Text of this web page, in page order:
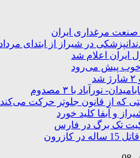
مرغداری ایران
ایران اعلام شد
خوب پیش می‌رود
که از قانون جلوتر حرکت می‌کند
و آبفا کلید خورد
تک برگ در فارس